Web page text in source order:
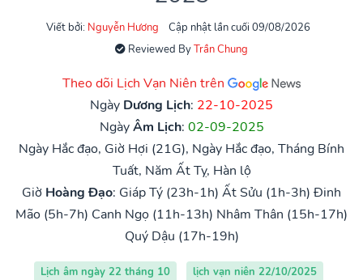
Viết bởi: Nguyễn Hương
Cập nhật lần cuối 09/08/2026
Reviewed ByTrần Chung
Theo dõi Lịch Vạn Niên trên
Ngày Dương Lịch: 22-10-2025
NgàyÂm Lịch: 02-09-2025
Ngày Hắc đạo, Giờ Hợi (21G), Ngày Hắc đạo, Tháng Bính
Tuất, Năm Ất Tỵ, Hàn lộ
Giờ Hoàng Đạo: Giáp Tý (23h-1h) Ất Sửu (1h-3h) Đinh
Mão (5h-7h) Canh Ngọ (11h-13h) Nhâm Thân (15h-17h)
Quý Dậu (17h-19h)
Lịch âm ngày 22 tháng 10
lịch vạn niên 22/10/2025